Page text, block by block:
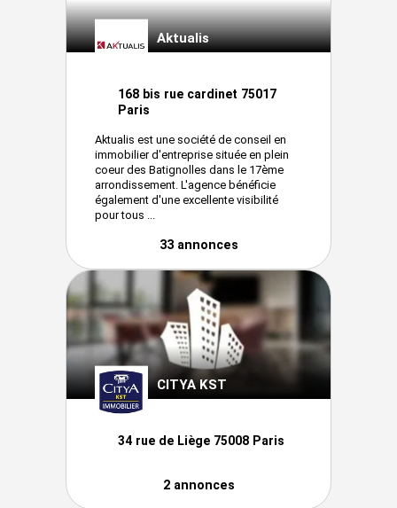
Aktualis
168 bis rue cardinet 75017
Paris
Aktualis est une société de conseil en
immobilier d'entreprise située en plein
coeur des Batignolles dans le 17ème
arrondissement. L'agence bénéficie
également d'une excellente visibilité
pour tous ...
33 annonces
CITYA KST
34 rue de Liège 75008 Paris
2 annonces